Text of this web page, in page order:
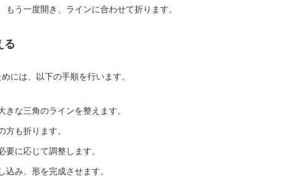
もう一度開き、ラインに合わせて折ります。
る
には、以下の手順を行います。
きな三角のラインを整えます。
方も折ります。
要に応じて調整します。
込み、形を完成させます。